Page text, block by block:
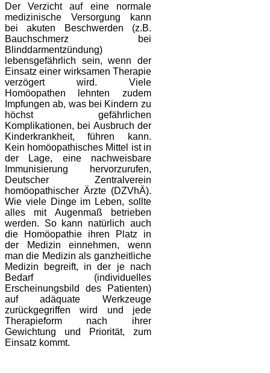
Der Verzicht auf eine normale
medizinische Versorgung kann
bei akuten Beschwerden (z.B.
Bauchschmerz bei
Blinddarmentzündung)
lebensgefährlich sein, wenn der
Einsatz einer wirksamen Therapie
verzögert wird. Viele
Homöopathen lehnten zudem
Impfungen ab, was bei Kindern zu
höchst gefährlichen
Komplikationen, bei Ausbruch der
Kinderkrankheit, führen kann.
Kein homöopathisches Mittel ist in
der Lage, eine nachweisbare
Immunisierung hervorzurufen,
Deutscher Zentralverein
homöopathischer Ärzte (DZVhÄ).
Wie viele Dinge im Leben, sollte
alles mit Augenmaß betrieben
werden. So kann natürlich auch
die Homöopathie ihren Platz in
der Medizin einnehmen, wenn
man die Medizin als ganzheitliche
Medizin begreift, in der je nach
Bedarf (individuelles
Erscheinungsbild des Patienten)
auf adäquate Werkzeuge
zurückgegriffen wird und jede
Therapieform nach ihrer
Gewichtung und Priorität, zum
Einsatz kommt.